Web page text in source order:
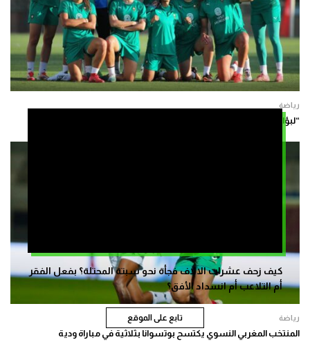
كيف زحف عشرات الالاف فجأة نحو سبتة المحتلة؟ بفعل الفقر
أم التلاعب أم انسداد الأفق؟
تابع على الموقع
رياضة
“لبؤات الأطلس” يحافظن على موقعهن في تصنيف الفيفا لشهر يونيو
رياضة
المنتخب المغربي النسوي يكتسح بوتسوانا بثلاثية في مباراة ودية